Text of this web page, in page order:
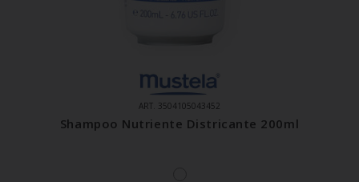
ART. 3504105043452
Shampoo Nutriente Districante 200ml